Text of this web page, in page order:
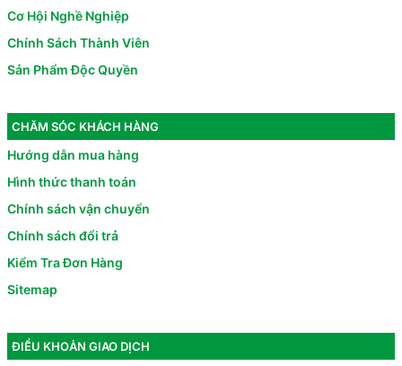
Cơ Hội Nghề Nghiệp
Chính Sách Thành Viên
Sản Phẩm Độc Quyền
CHĂM SÓC KHÁCH HÀNG
Hướng dẫn mua hàng
Hình thức thanh toán
Chính sách vận chuyển
Chính sách đổi trả
Kiểm Tra Đơn Hàng
Sitemap
ĐIỀU KHOẢN GIAO DỊCH